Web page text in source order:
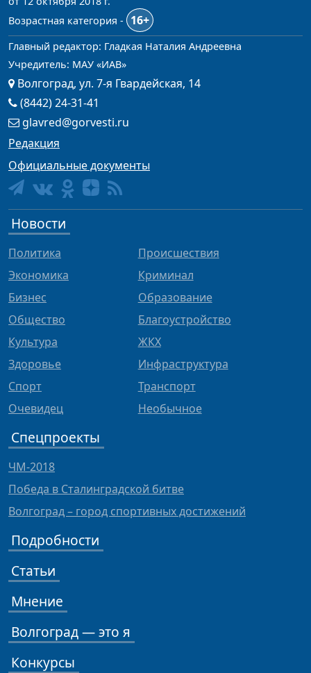
Возрастная категория -
16+
Главный редактор: Гладкая Наталия Андреевна
Учредитель: МАУ «ИАВ»
Волгоград, ул. 7-я Гвардейская, 14
(8442) 24-31-41
glavred@gorvesti.ru
Редакция
Официальные документы
Новости
Политика
Экономика
Бизнес
Общество
Культура
Здоровье
Спорт
Очевидец
Происшествия
Криминал
Образование
Благоустройство
ЖКХ
Инфраструктура
Транспорт
Необычное
Спецпроекты
ЧМ-2018
Победа в Сталинградской битве
Волгоград – город спортивных достижений
Подробности
Статьи
Мнение
Волгоград — это я
Конкурсы